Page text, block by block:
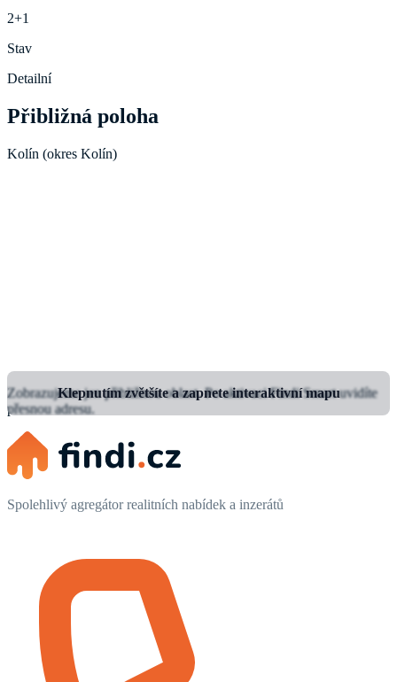
2+1
Stav
Detailní
Přibližná poloha
Kolín (okres Kolín)
Klepnutím zvětšíte a zapnete interaktivní mapu
Zobrazujeme jen přibližnou oblast.Po aktivaci Findi Smart uvidíte
přesnou adresu.
Spolehlivý agregátor realitních nabídek a inzerátů